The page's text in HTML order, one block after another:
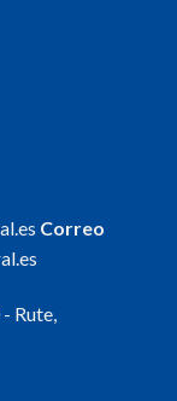
Correo
Rute,